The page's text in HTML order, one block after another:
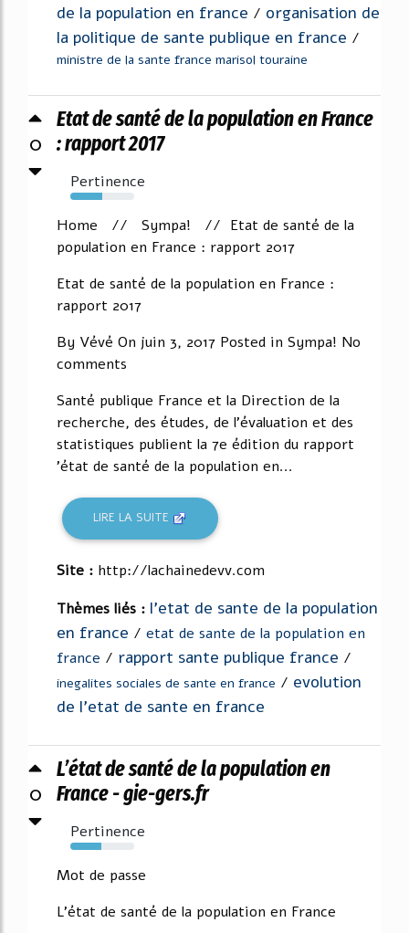
de la population en france / organisation de
la politique de sante publique en france /
ministre de la sante france marisol touraine
0
Etat de santé de la population en France
: rapport 2017
Pertinence
50%
Home // Sympa! // Etat de santé de la
population en France : rapport 2017
Etat de santé de la population en France :
rapport 2017
By Vévé On juin 3, 2017 Posted in Sympa! No
comments
Santé publique France et la Direction de la
recherche, des études, de l'évaluation et des
statistiques publient la 7e édition du rapport
'état de santé de la population en...
LIRE LA SUITE
Site : http://lachainedevv.com
Thèmes liés : l'etat de sante de la population
en france / etat de sante de la population en
france / rapport sante publique france /
inegalites sociales de sante en france / evolution
de l'etat de sante en france
0
L’état de santé de la population en
France - gie-gers.fr
Pertinence
48%
Mot de passe
L'état de santé de la population en France